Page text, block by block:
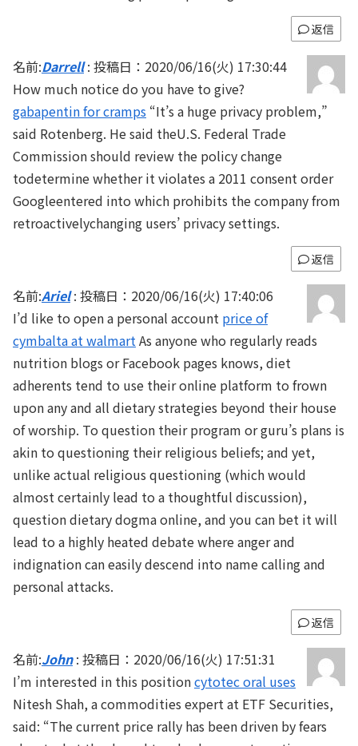
返信
名前:Darrell: 投稿日：2020/06/16(火) 17:30:44
How much notice do you have to give?
gabapentin for cramps “It’s a huge privacy problem,”
said Rotenberg. He said theU.S. Federal Trade
Commission should review the policy change
todetermine whether it violates a 2011 consent order
Googleentered into which prohibits the company from
retroactivelychanging users’ privacy settings.
返信
名前:Ariel: 投稿日：2020/06/16(火) 17:40:06
I’d like to open a personal account price of
cymbalta at walmartAs anyone who regularly reads
nutrition blogs or Facebook pages knows, diet
adherents tend to use their online platform to frown
upon any and all dietary strategies beyond their house
of worship. To question their program or guru’s plans is
akin to questioning their religious beliefs; and yet,
unlike actual religious questioning (which would
almost certainly lead to a thoughtful discussion),
question dietary dogma online, and you can bet it will
lead to a highly heated debate where anger and
indignation can easily descend into name calling and
personal attacks.
返信
名前:John: 投稿日：2020/06/16(火) 17:51:31
I’m interested in this positioncytotec oral uses
Nitesh Shah, a commodities expert at ETF Securities,
said: “The current price rally has been driven by fears